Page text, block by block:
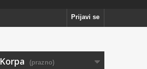
Prijavi se
Korpa (prazno)